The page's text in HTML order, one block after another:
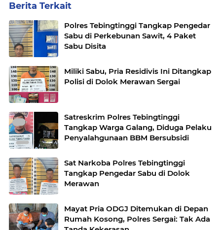
Berita Terkait
Polres Tebingtinggi Tangkap Pengedar
Sabu di Perkebunan Sawit, 4 Paket
Sabu Disita
Miliki Sabu, Pria Residivis Ini Ditangkap
Polisi di Dolok Merawan Sergai
Satreskrim Polres Tebingtinggi
Tangkap Warga Galang, Diduga Pelaku
Penyalahgunaan BBM Bersubsidi
Sat Narkoba Polres Tebingtinggi
Tangkap Pengedar Sabu di Dolok
Merawan
Mayat Pria ODGJ Ditemukan di Depan
Rumah Kosong, Polres Sergai: Tak Ada